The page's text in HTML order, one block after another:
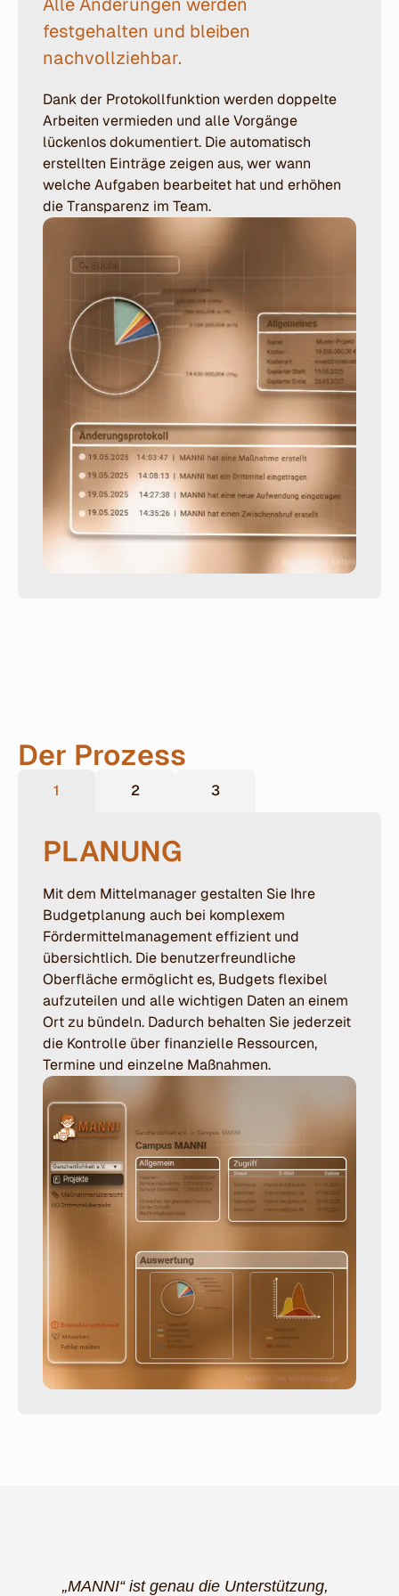
Alle Änderungen werden
festgehalten und bleiben
nachvollziehbar.
Dank der Protokollfunktion werden doppelte
Arbeiten vermieden und alle Vorgänge
lückenlos dokumentiert. Die automatisch
erstellten Einträge zeigen aus, wer wann
welche Aufgaben bearbeitet hat und erhöhen
die Transparenz im Team.
Der Prozess
1 2 3
PLANUNG
Mit dem Mittelmanager gestalten Sie Ihre
Budgetplanung auch bei komplexem
Fördermittelmanagement effizient und
übersichtlich. Die benutzerfreundliche
Oberfläche ermöglicht es, Budgets flexibel
aufzuteilen und alle wichtigen Daten an einem
Ort zu bündeln. Dadurch behalten Sie jederzeit
die Kontrolle über finanzielle Ressourcen,
Termine und einzelne Maßnahmen.
„MANNI“ ist genau die Unterstützung,